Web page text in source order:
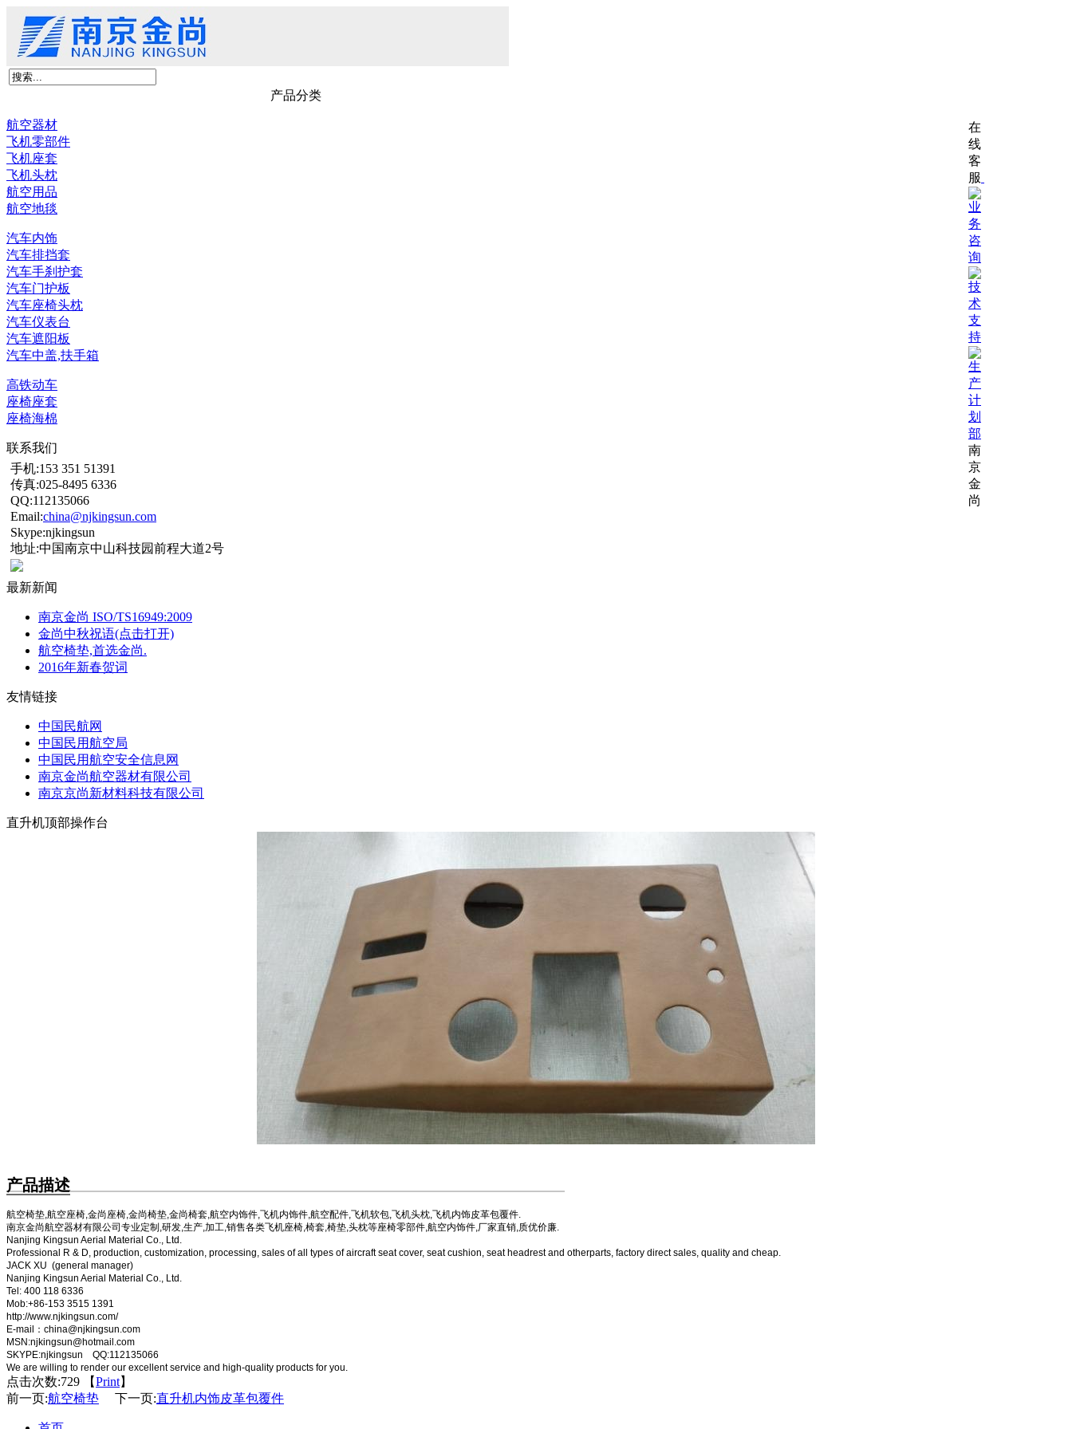
产品分类
航空器材
飞机零部件
飞机座套
飞机头枕
航空用品
航空地毯
汽车内饰
汽车排挡套
汽车手刹护套
汽车门护板
汽车座椅头枕
汽车仪表台
汽车遮阳板
汽车中盖,扶手箱
高铁动车
座椅座套
座椅海棉
联系我们
手机:153 351 51391
传真:025-8495 6336
QQ:112135066
Email:china@njkingsun.com
Skype:njkingsun
地址:中国南京中山科技园前程大道2号
最新新闻
南京金尚 ISO/TS16949:2009
金尚中秋祝语(点击打开)
航空椅垫,首选金尚.
2016年新春贺词
友情链接
中国民航网
中国民用航空局
中国民用航空安全信息网
南京金尚航空器材有限公司
南京京尚新材料科技有限公司
直升机顶部操作台
产品描述
航空椅垫,航空座椅,金尚座椅,金尚椅垫,金尚椅套,航空内饰件,飞机内饰件,航空配件,飞机软包,飞机头枕,飞机内饰皮革包覆件.
南京金尚航空器材有限公司专业定制,研发,生产,加工,销售各类飞机座椅,椅套,椅垫,头枕等座椅零部件,航空内饰件,厂家直销,质优价廉.
Nanjing Kingsun Aerial Material Co., Ltd.
Professional R & D, production, customization, processing, sales of all types of aircraft seat cover, seat cushion, seat headrest and otherparts, factory direct sales, quality and cheap.
JACK XU (general manager)
Nanjing Kingsun Aerial Material Co., Ltd.
Tel: 400 118 6336
Mob:+86-153 3515 1391
http://www.njkingsun.com/
E-mail：china@njkingsun.com
MSN:njkingsun@hotmail.com
SKYPE:njkingsun QQ:112135066
We are willing to render our excellent service and high-quality products for you.
点击次数:729 【Print】
前一页:航空椅垫 下一页:直升机内饰皮革包覆件
在
线
客
服
南
京
金
尚